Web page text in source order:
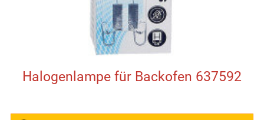
Halogenlampe für Backofen 637592